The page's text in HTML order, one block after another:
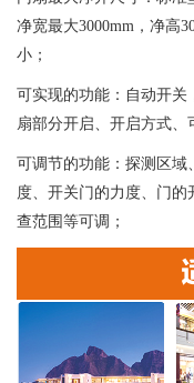
净宽最大3000mm，净高
小；
可实现的功能：自动开关
扇部分开启、开启方式、
可调节的功能：探测区域
度、开关门的力度、门
查范围等可调；